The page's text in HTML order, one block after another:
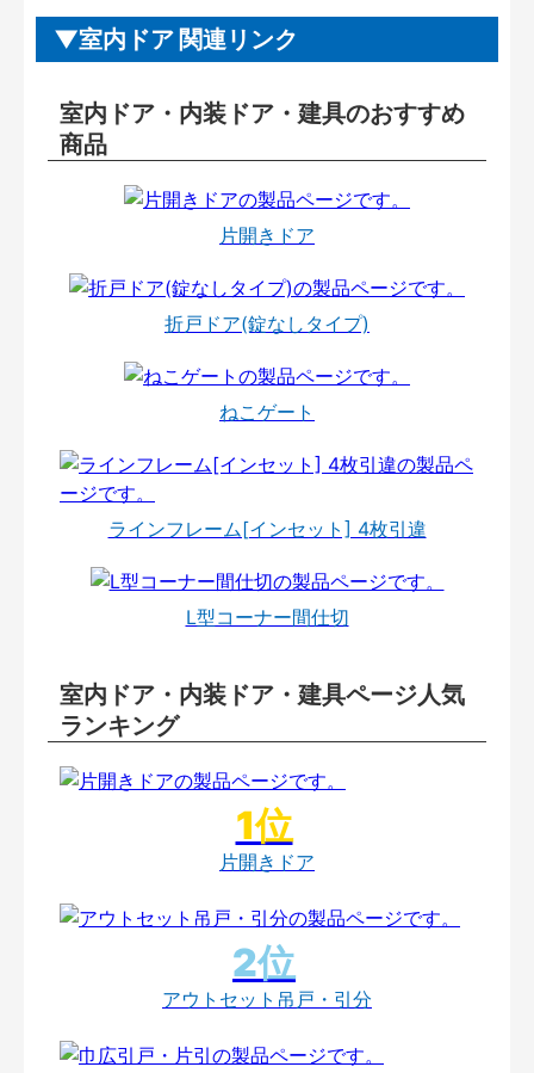
室内ドア 関連リンク
室内ドア・内装ドア・建具のおすすめ
商品
片開きドア
折戸ドア(錠なしタイプ)
ねこゲート
ラインフレーム[インセット] 4枚引違
L型コーナー間仕切
室内ドア・内装ドア・建具ページ人気
ランキング
片開きドア
アウトセット吊戸・引分